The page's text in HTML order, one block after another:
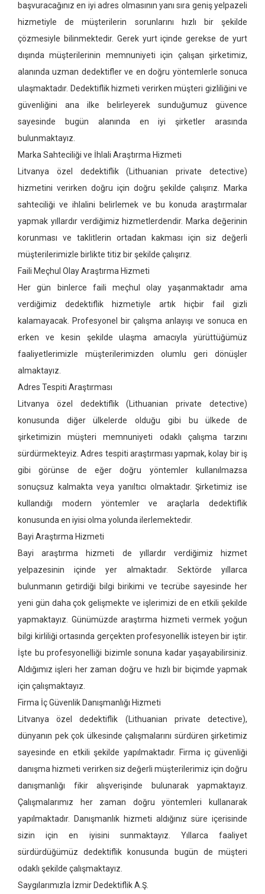
başvuracağınız en iyi adres olmasının yanı sıra geniş yelpazeli
hizmetiyle de müşterilerin sorunlarını hızlı bir şekilde
çözmesiyle bilinmektedir. Gerek yurt içinde gerekse de yurt
dışında müşterilerinin memnuniyeti için çalışan şirketimiz,
alanında uzman dedektifler ve en doğru yöntemlerle sonuca
ulaşmaktadır. Dedektiflik hizmeti verirken müşteri gizliliğini ve
güvenliğini ana ilke belirleyerek sunduğumuz güvence
sayesinde bugün alanında en iyi şirketler arasında
bulunmaktayız.
Marka Sahteciliği ve İhlali Araştırma Hizmeti
Litvanya özel dedektiflik(Lithuanian private detective)
hizmetini verirken doğru için doğru şekilde çalışırız. Marka
sahteciliği ve ihlalini belirlemek ve bu konuda araştırmalar
yapmak yıllardır verdiğimiz hizmetlerdendir. Marka değerinin
korunması ve taklitlerin ortadan kakması için siz değerli
müşterilerimizle birlikte titiz bir şekilde çalışırız.
Faili Meçhul Olay Araştırma Hizmeti
Her gün binlerce faili meçhul olay yaşanmaktadır ama
verdiğimiz dedektiflik hizmetiyle artık hiçbir fail gizli
kalamayacak. Profesyonel bir çalışma anlayışı ve sonuca en
erken ve kesin şekilde ulaşma amacıyla yürüttüğümüz
faaliyetlerimizle müşterilerimizden olumlu geri dönüşler
almaktayız.
Adres Tespiti Araştırması
Litvanya özel dedektiflik(Lithuanian private detective)
konusunda diğer ülkelerde olduğu gibi bu ülkede de
şirketimizin müşteri memnuniyeti odaklı çalışma tarzını
sürdürmekteyiz. Adres tespiti araştırması yapmak, kolay bir iş
gibi görünse de eğer doğru yöntemler kullanılmazsa
sonuçsuz kalmakta veya yanıltıcı olmaktadır. Şirketimiz ise
kullandığı modern yöntemler ve araçlarla dedektiflik
konusunda en iyisi olma yolunda ilerlemektedir.
Bayi Araştırma Hizmeti
Bayi araştırma hizmeti de yıllardır verdiğimiz hizmet
yelpazesinin içinde yer almaktadır. Sektörde yıllarca
bulunmanın getirdiği bilgi birikimi ve tecrübe sayesinde her
yeni gün daha çok gelişmekte ve işlerimizi de en etkili şekilde
yapmaktayız. Günümüzde araştırma hizmeti vermek yoğun
bilgi kirliliği ortasında gerçekten profesyonellik isteyen bir iştir.
İşte bu profesyonelliği bizimle sonuna kadar yaşayabilirsiniz.
Aldığımız işleri her zaman doğru ve hızlı bir biçimde yapmak
için çalışmaktayız.
Firma İç Güvenlik Danışmanlığı Hizmeti
Litvanya özel dedektiflik (Lithuanian private detective),
dünyanın pek çok ülkesinde çalışmalarını sürdüren şirketimiz
sayesinde en etkili şekilde yapılmaktadır. Firma iç güvenliği
danışma hizmeti verirken siz değerli müşterilerimiz için doğru
danışmanlığı fikir alışverişinde bulunarak yapmaktayız.
Çalışmalarımız her zaman doğru yöntemleri kullanarak
yapılmaktadır. Danışmanlık hizmeti aldığınız süre içerisinde
sizin için en iyisini sunmaktayız. Yıllarca faaliyet
sürdürdüğümüz dedektiflik konusunda bugün de müşteri
odaklı şekilde çalışmaktayız.
Saygılarımızla İzmir Dedektiflik A.Ş.